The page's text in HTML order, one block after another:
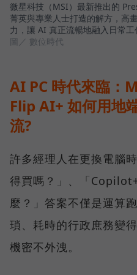
微星科技（MSI）最新推出的
菁英與專業人士打造的解方，高
力，讓 AI 真正流暢地融入日常工
圖／ 數位時代
AI PC 時代來臨：
Flip AI+ 如何用地
流?
許多經理人在更換電腦
得買嗎？」、「
麼？」答案不僅是運算
瑣、耗時的行政庶務變
機密不外洩。